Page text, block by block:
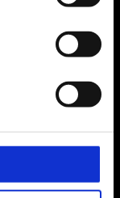
Kontakta oss